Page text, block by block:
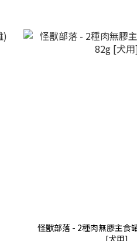
怪獸部落 - 2種肉無膠主食
[犬用]